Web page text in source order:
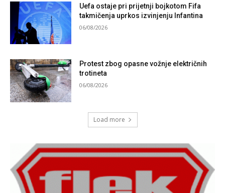
Uefa ostaje pri prijetnji bojkotom Fifa
takmičenja uprkos izvinjenju Infantina
06/08/2026
Protest zbog opasne vožnje električnih
trotineta
06/08/2026
Load more